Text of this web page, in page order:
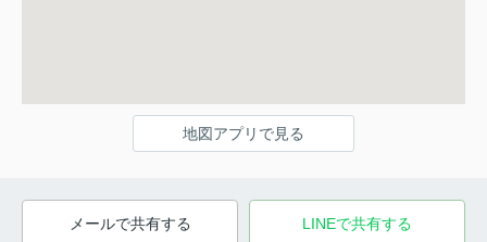
地図アプリで見る
メールで共有する LINEで共有する